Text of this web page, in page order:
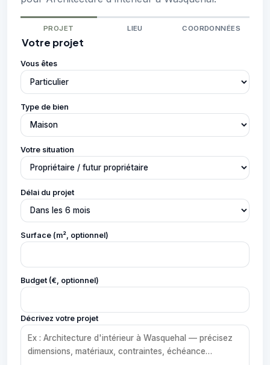
PROJET LIEU COORDONNÉES
Votre projet
Vous êtes
Type de bien
Votre situation
Délai du projet
Surface (m², optionnel)
Budget (€, optionnel)
Décrivez votre projet